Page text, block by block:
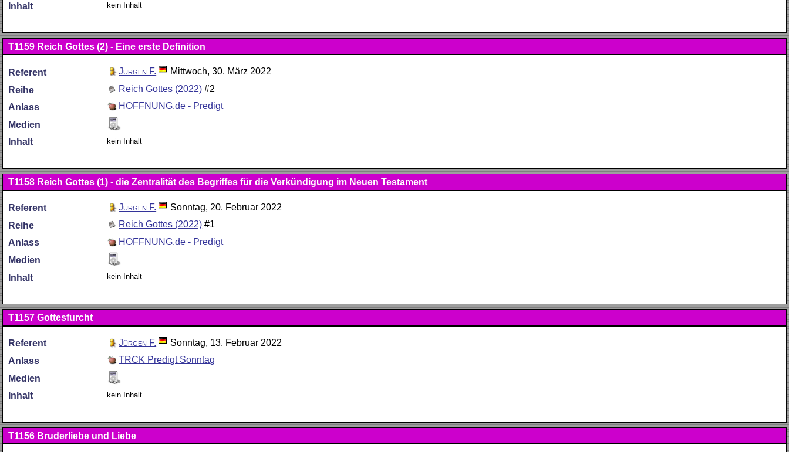
Inhalt
kein Inhalt
T1159 Reich Gottes (2) - Eine erste Definition
Referent Jürgen F.
Mittwoch, 30. März 2022
Reihe
Reich Gottes (2022) #2
Anlass
HOFFNUNG.de - Predigt
Medien
Inhalt
kein Inhalt
T1158 Reich Gottes (1) - die Zentralität des Begriffes für die Verkündigung im Neuen Testament
Referent Jürgen F.
Sonntag, 20. Februar 2022
Reihe
Reich Gottes (2022) #1
Anlass
HOFFNUNG.de - Predigt
Medien
Inhalt
kein Inhalt
T1157 Gottesfurcht
Referent Jürgen F.
Sonntag, 13. Februar 2022
Anlass
TRCK Predigt Sonntag
Medien
Inhalt
kein Inhalt
T1156 Bruderliebe und Liebe